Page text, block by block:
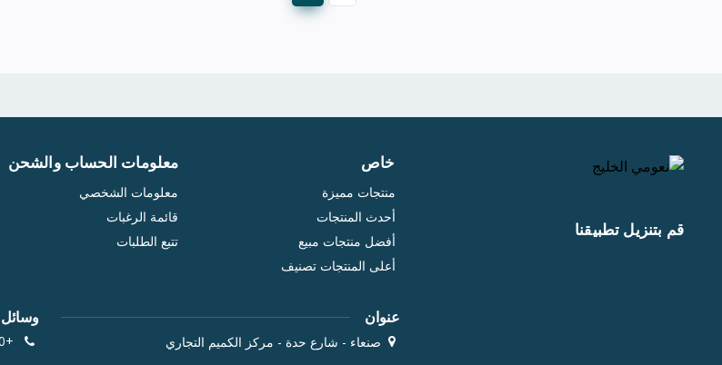
باث اند بدي
قم بتنزيل تطبيقنا
خاص
منتجات مميزة
أحدث المنتجات
أفضل منتجات مبيع
أعلى المنتجات تصنيف
معلومات الحساب والشحن
معلومات الشخصي
قائمة الرغبات
تتبع الطلبات
+967776511990
عنوان
صنعاء - شارع حدة - مركز الكميم التجاري